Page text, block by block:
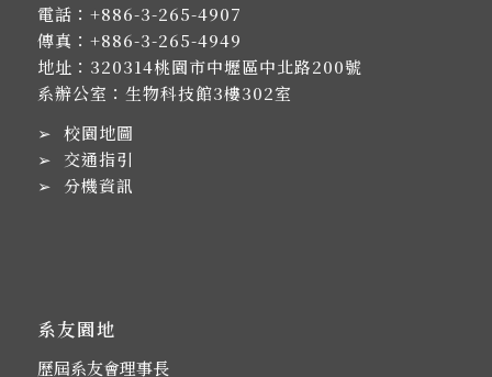
電話： +886-3-265-4907
傳真：+886-3-265-4949
地址： 320314桃園市中壢區中北路200號
系辦公室：生物科技館3樓302室
➢ 校園地圖
➢ 交通指引
➢ 分機資訊
系友園地
歷屆系友會理事長